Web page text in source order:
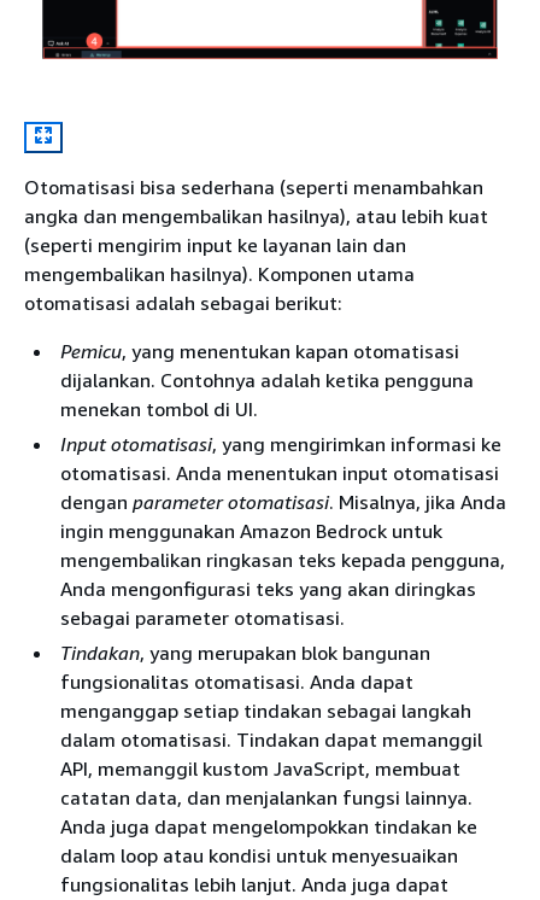
Otomatisasi bisa sederhana (seperti menambahkan
angka dan mengembalikan hasilnya), atau lebih kuat
(seperti mengirim input ke layanan lain dan
mengembalikan hasilnya). Komponen utama
otomatisasi adalah sebagai berikut:
Pemicu, yang menentukan kapan otomatisasi
dijalankan. Contohnya adalah ketika pengguna
menekan tombol di UI.
Input otomatisasi, yang mengirimkan informasi ke
otomatisasi. Anda menentukan input otomatisasi
dengan parameter otomatisasi. Misalnya, jika Anda
ingin menggunakan Amazon Bedrock untuk
mengembalikan ringkasan teks kepada pengguna,
Anda mengonfigurasi teks yang akan diringkas
sebagai parameter otomatisasi.
Tindakan, yang merupakan blok bangunan
fungsionalitas otomatisasi. Anda dapat
menganggap setiap tindakan sebagai langkah
dalam otomatisasi. Tindakan dapat memanggil
API, memanggil kustom JavaScript, membuat
catatan data, dan menjalankan fungsi lainnya.
Anda juga dapat mengelompokkan tindakan ke
dalam loop atau kondisi untuk menyesuaikan
fungsionalitas lebih lanjut. Anda juga dapat